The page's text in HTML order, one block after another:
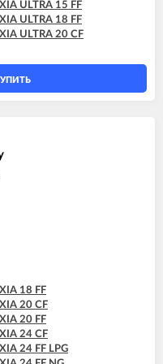
ULTRA 15 FF
ULTRA 18 FF
ULTRA 20 CF
ULTRA 20 FF
ULTRA 24 CF
ULTRA 24 FF
ULTRA 24 FF
ULTRA 30 CF
ULTRA 30 FF
ULTRA SYSTEM 25 CF
18 FF
20 CF
20 FF
24 CF
24 FF LPG